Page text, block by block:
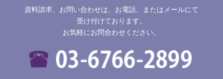
資料請求、お問い合わせは、お電話、またはメールにて
受け付けております。
お気軽にお問合わせください。